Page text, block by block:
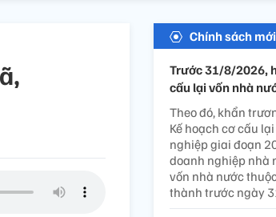
Chính sách mới
Trước 31/8/2026,
cấu lại vốn nhà
Theo đó, khẩn
Kế hoạch cơ cấu
nghiệp giai đoạn
doanh nghiệp nhà
vốn nhà nước
thành trước ngày